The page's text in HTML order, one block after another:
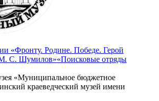
«Фронту. Родине. Победе. Герой
М. С. Шумилов»«Поисковые отряды
«Муниципальное бюджетное
краеведческий музей имени